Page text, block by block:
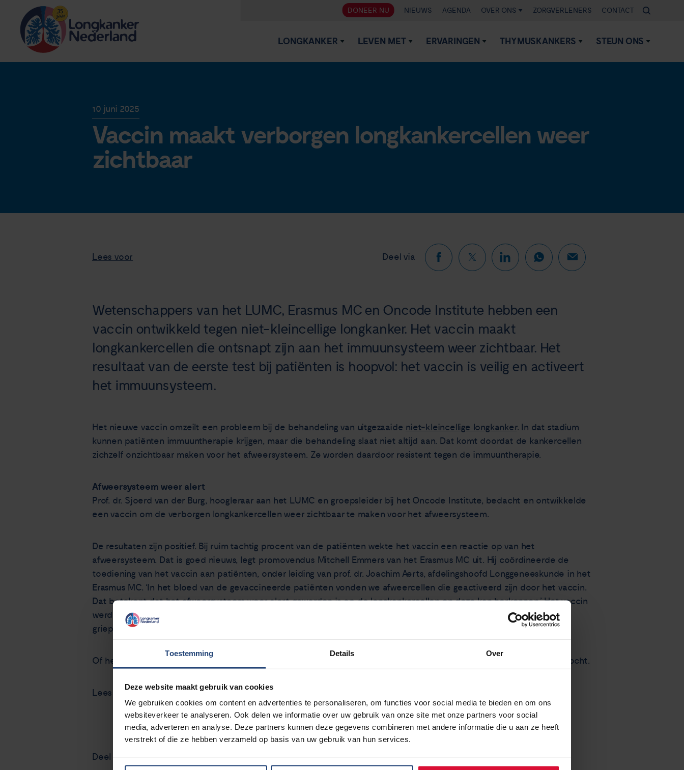
Toestemming Details Over
Deze website maakt gebruik van cookies
We gebruiken cookies om content en advertenties te personaliseren, om functies voor social media te bieden en om ons
websiteverkeer te analyseren. Ook delen we informatie over uw gebruik van onze site met onze partners voor social
media, adverteren en analyse. Deze partners kunnen deze gegevens combineren met andere informatie die u aan ze heeft
verstrekt of die ze hebben verzameld op basis van uw gebruik van hun services.
DONEER NU NIEUWS AGENDA OVER ONS ZORGVERLENERS CONTACT
LONGKANKER LEVEN MET ERVARINGEN THYMUSKANKERS STEUN ONS
10 juni 2025
Vaccin maakt verborgen longkankercellen weer
zichtbaar
Lees voor Deel via
Wetenschappers van het LUMC, Erasmus MC en Oncode Institute hebben een
vaccin ontwikkeld tegen niet-kleincellige longkanker. Het vaccin maakt
longkankercellen die ontsnapt zijn aan het immuunsysteem weer zichtbaar. Het
resultaat van de eerste test bij patiënten is hoopvol: het vaccin is veilig en activeert
het immuunsysteem.
Het nieuwe vaccin omzeilt een probleem bij de behandeling van uitgezaaide niet-kleincellige longkanker. In dat stadium
kunnen patiënten immuuntherapie krijgen, maar die behandeling slaat niet altijd aan. Dat komt doordat de kankercellen
zichzelf onzichtbaar maken voor het afweersysteem. Ze worden daardoor resistent tegen de immuuntherapie.
Afweersysteem weer alert
Prof. dr. Sjoerd van der Burg, hoogleraar aan het LUMC en groepsleider bij het Oncode Institute, bedacht en ontwikkelde
een vaccin om de verborgen longkankercellen weer zichtbaar te maken voor het afweersysteem.
De resultaten zijn positief. Bij ruim tachtig procent van de patiënten wekte het vaccin een reactie op van het
afweersysteem. Dat is goed nieuws, legt promovendus Mitchell Emmers van het Erasmus MC uit. Hij coördineerde de
toediening van het vaccin aan patiënten, onder leiding van prof. dr. Joachim Aerts, afdelingshoofd Longgeneeskunde in het
Erasmus MC. ‘In het bloed van de gevaccineerde patiënten vonden we afweercellen die geactiveerd zijn door het vaccin.
Dat betekent dat het afweersysteem weer alert geworden is op de longkankercellen en deze kan herkennen.’ Het vaccin
werd goed verdragen door de proefpersonen: de bijwerkingen bleven beperkt tot pijn op de injectieplek en een
grieperig gevoel.
Of het vaccin ook leidt tot een afname van de tumor of overlevingswinst hebben de wetenschappers nog niet uitgezocht.
Lees opde site van het Erasmus MChoe het vaccin precies werkt en wat dit voor de toekomst kan betekenen.
Deel via